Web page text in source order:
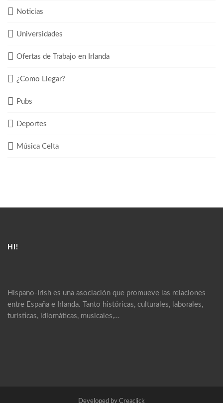
Noticias
Universidades
Ofertas de Trabajo en Irlanda
¿Como Llegar?
Pubs
Deportes
Música Celta
HI!
Hispano-Irish es una asociación que promueve las relaciones
entre España e Irlanda. Tanto históricas, culturales, laborales,
turísticas, idiomáticas, musicales,…
Developed by Creaclick